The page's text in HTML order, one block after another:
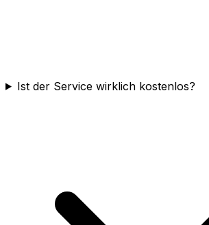
Ist der Service wirklich kostenlos?